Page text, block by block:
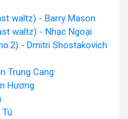
waltz) - Barry Mason
waltz) - Nhạc Ngoại
- Dmitri Shostakovich
Trung Cang
Hương